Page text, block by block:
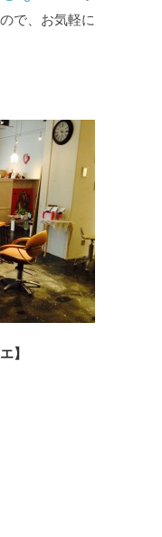
で、お気軽に
エ】